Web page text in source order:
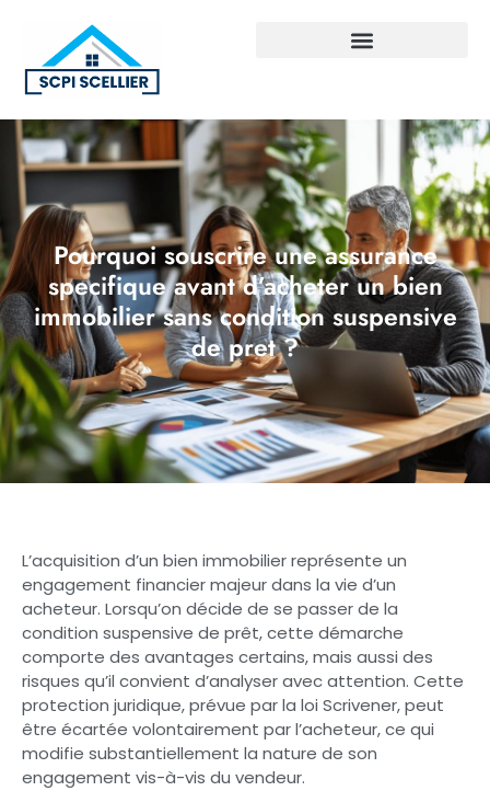
Pourquoi souscrire une assurance
specifique avant d’acheter un bien
immobilier sans condition suspensive
de pret ?
L’acquisition d’un bien immobilier représente un
engagement financier majeur dans la vie d’un
acheteur. Lorsqu’on décide de se passer de la
condition suspensive de prêt, cette démarche
comporte des avantages certains, mais aussi des
risques qu’il convient d’analyser avec attention. Cette
protection juridique, prévue par la loi Scrivener, peut
être écartée volontairement par l’acheteur, ce qui
modifie substantiellement la nature de son
engagement vis-à-vis du vendeur.